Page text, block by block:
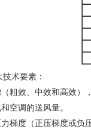
术要素：
粗效、中效和高效）
空调的送风量。
梯度（正压梯度或负